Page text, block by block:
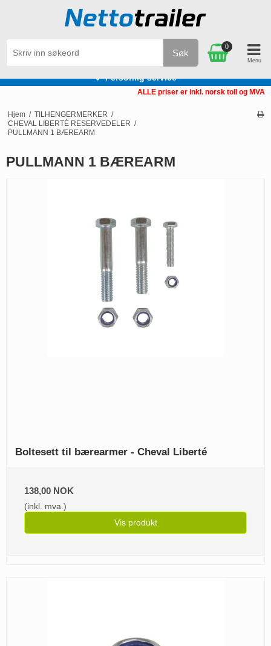
Personlig service
Søk
0
ALLE priser er inkl. norsk toll og MVA
Hjem / TILHENGERMERKER /
CHEVAL LIBERTÉ RESERVEDELER /
PULLMANN 1 BÆREARM
PULLMANN 1 BÆREARM
Boltesett til bærearmer - Cheval Liberté
138,00 NOK
(inkl. mva.)
Vis produkt